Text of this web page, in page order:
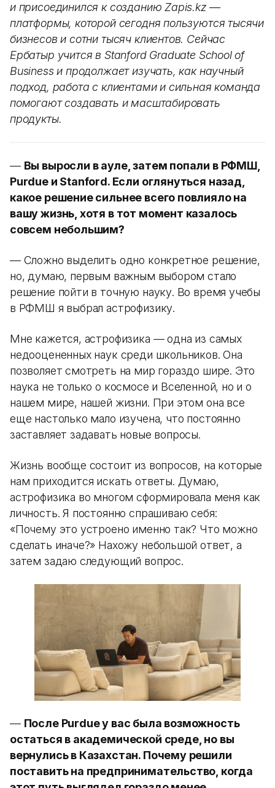
и присоединился к созданию Zapis.kz —
платформы, которой сегодня пользуются тысячи
бизнесов и сотни тысяч клиентов. Сейчас
Ербатыр учится в Stanford Graduate School of
Business и продолжает изучать, как научный
подход, работа с клиентами и сильная команда
помогают создавать и масштабировать
продукты.
— Вы выросли в ауле, затем попали в РФМШ,
Purdue и Stanford. Если оглянуться назад,
какое решение сильнее всего повлияло на
вашу жизнь, хотя в тот момент казалось
совсем небольшим?
— Сложно выделить одно конкретное решение,
но, думаю, первым важным выбором стало
решение пойти в точную науку. Во время учебы
в РФМШ я выбрал астрофизику.
Мне кажется, астрофизика — одна из самых
недооцененных наук среди школьников. Она
позволяет смотреть на мир гораздо шире. Это
наука не только о космосе и Вселенной, но и о
нашем мире, нашей жизни. При этом она все
еще настолько мало изучена, что постоянно
заставляет задавать новые вопросы.
Жизнь вообще состоит из вопросов, на которые
нам приходится искать ответы. Думаю,
астрофизика во многом сформировала меня как
личность. Я постоянно спрашиваю себя:
«Почему это устроено именно так? Что можно
сделать иначе?» Нахожу небольшой ответ, а
затем задаю следующий вопрос.
— После Purdue у вас была возможность
остаться в академической среде, но вы
вернулись в Казахстан. Почему решили
поставить на предпринимательство, когда